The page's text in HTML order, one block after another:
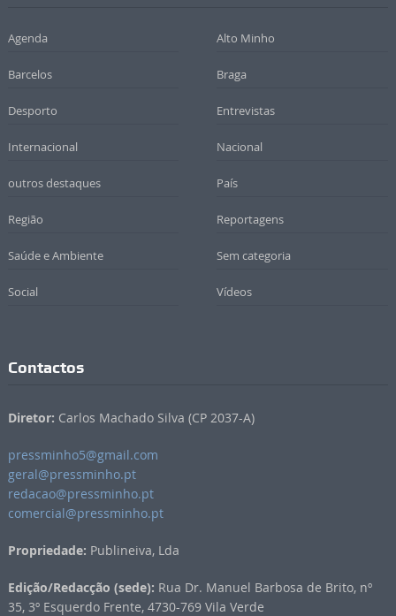
Agenda Alto Minho
Barcelos Braga
Desporto Entrevistas
Internacional Nacional
outros destaques País
Região Reportagens
Saúde e Ambiente Sem categoria
Social Vídeos
Contactos
Diretor: Carlos Machado Silva (CP 2037-A)
pressminho5@gmail.com
geral@pressminho.pt
redacao@pressminho.pt
comercial@pressminho.pt
Propriedade: Publineiva, Lda
Edição/Redacção (sede): Rua Dr. Manuel Barbosa de Brito, nº
35, 3º Esquerdo Frente, 4730-769 Vila Verde